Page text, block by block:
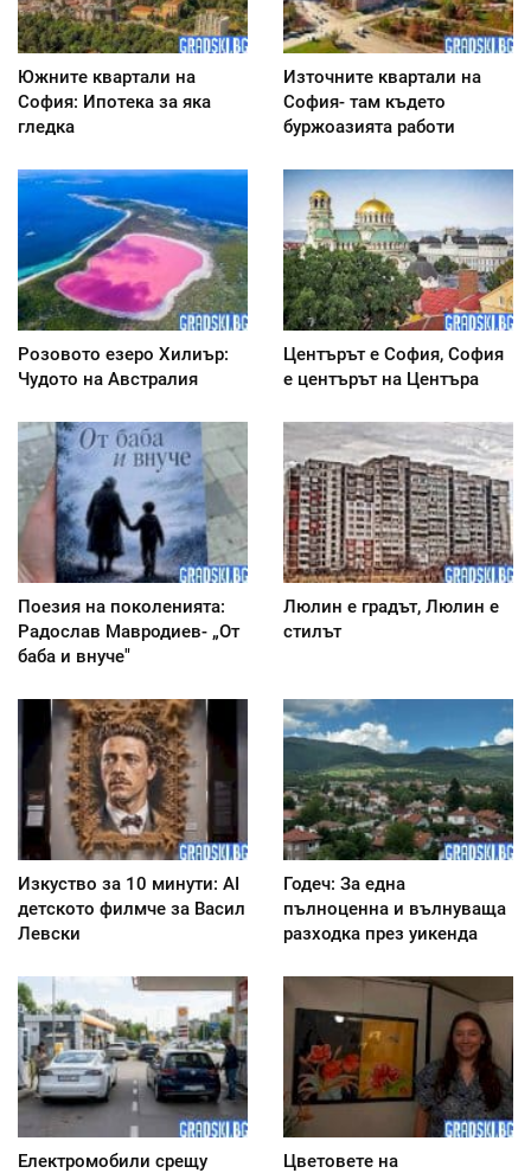
Южните квартали на
София: Ипотека за яка
гледка
Източните квартали на
София- там където
буржоазията работи
Розовото езеро Хилиър:
Чудото на Австралия
Центърът е София, София
е центърът на Центъра
Поезия на поколенията:
Радослав Мавродиев- „От
баба и внуче"
Люлин е градът, Люлин е
стилът
Изкуство за 10 минути: AI
детското филмче за Васил
Левски
Годеч: За една
пълноценна и вълнуваща
разходка през уикенда
Електромобили срещу
Цветовете на